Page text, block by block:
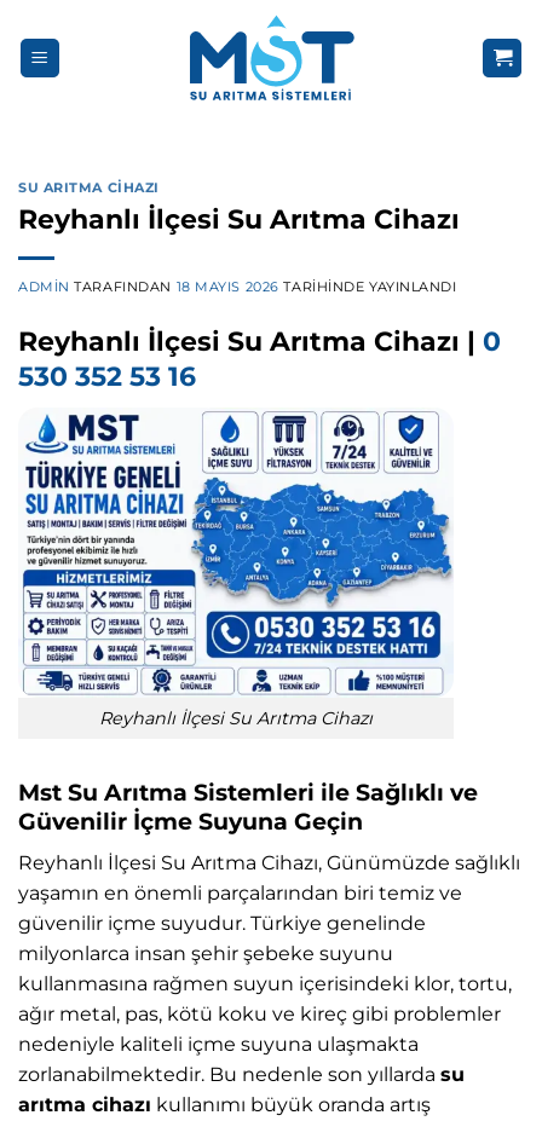
atla
SU ARITMA CIHAZI
Reyhanlı İlçesi Su Arıtma Cihazı
ADMIN TARAFINDAN 18 MAYIS 2026 TARIHINDE YAYINLANDI
Reyhanlı İlçesi Su Arıtma Cihazı | 0
530 352 53 16
Reyhanlı İlçesi Su Arıtma Cihazı
Mst Su Arıtma Sistemleri ile Sağlıklı ve
Güvenilir İçme Suyuna Geçin
Reyhanlı İlçesi Su Arıtma Cihazı, Günümüzde sağlıklı
yaşamın en önemli parçalarından biri temiz ve
güvenilir içme suyudur. Türkiye genelinde
milyonlarca insan şehir şebeke suyunu
kullanmasına rağmen suyun içerisindeki klor, tortu,
ağır metal, pas, kötü koku ve kireç gibi problemler
nedeniyle kaliteli içme suyuna ulaşmakta
zorlanabilmektedir. Bu nedenle son yıllarda su
arıtma cihazı kullanımı büyük oranda artış